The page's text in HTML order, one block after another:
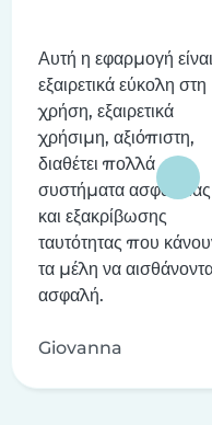
Αυτή η εφαρμογή είναι
εξαιρετικά εύκολη στη
χρήση, εξαιρετικά
χρήσιμη, αξιόπιστη,
διαθέτει πολλά
συστήματα ασφαλείας
και εξακρίβωσης
ταυτότητας που
τα μέλη να
ασφαλή.
Giovanna